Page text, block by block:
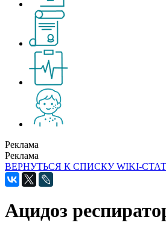
Реклама
Реклама
ВЕРНУТЬСЯ К СПИСКУ WIKI-
Ацидоз